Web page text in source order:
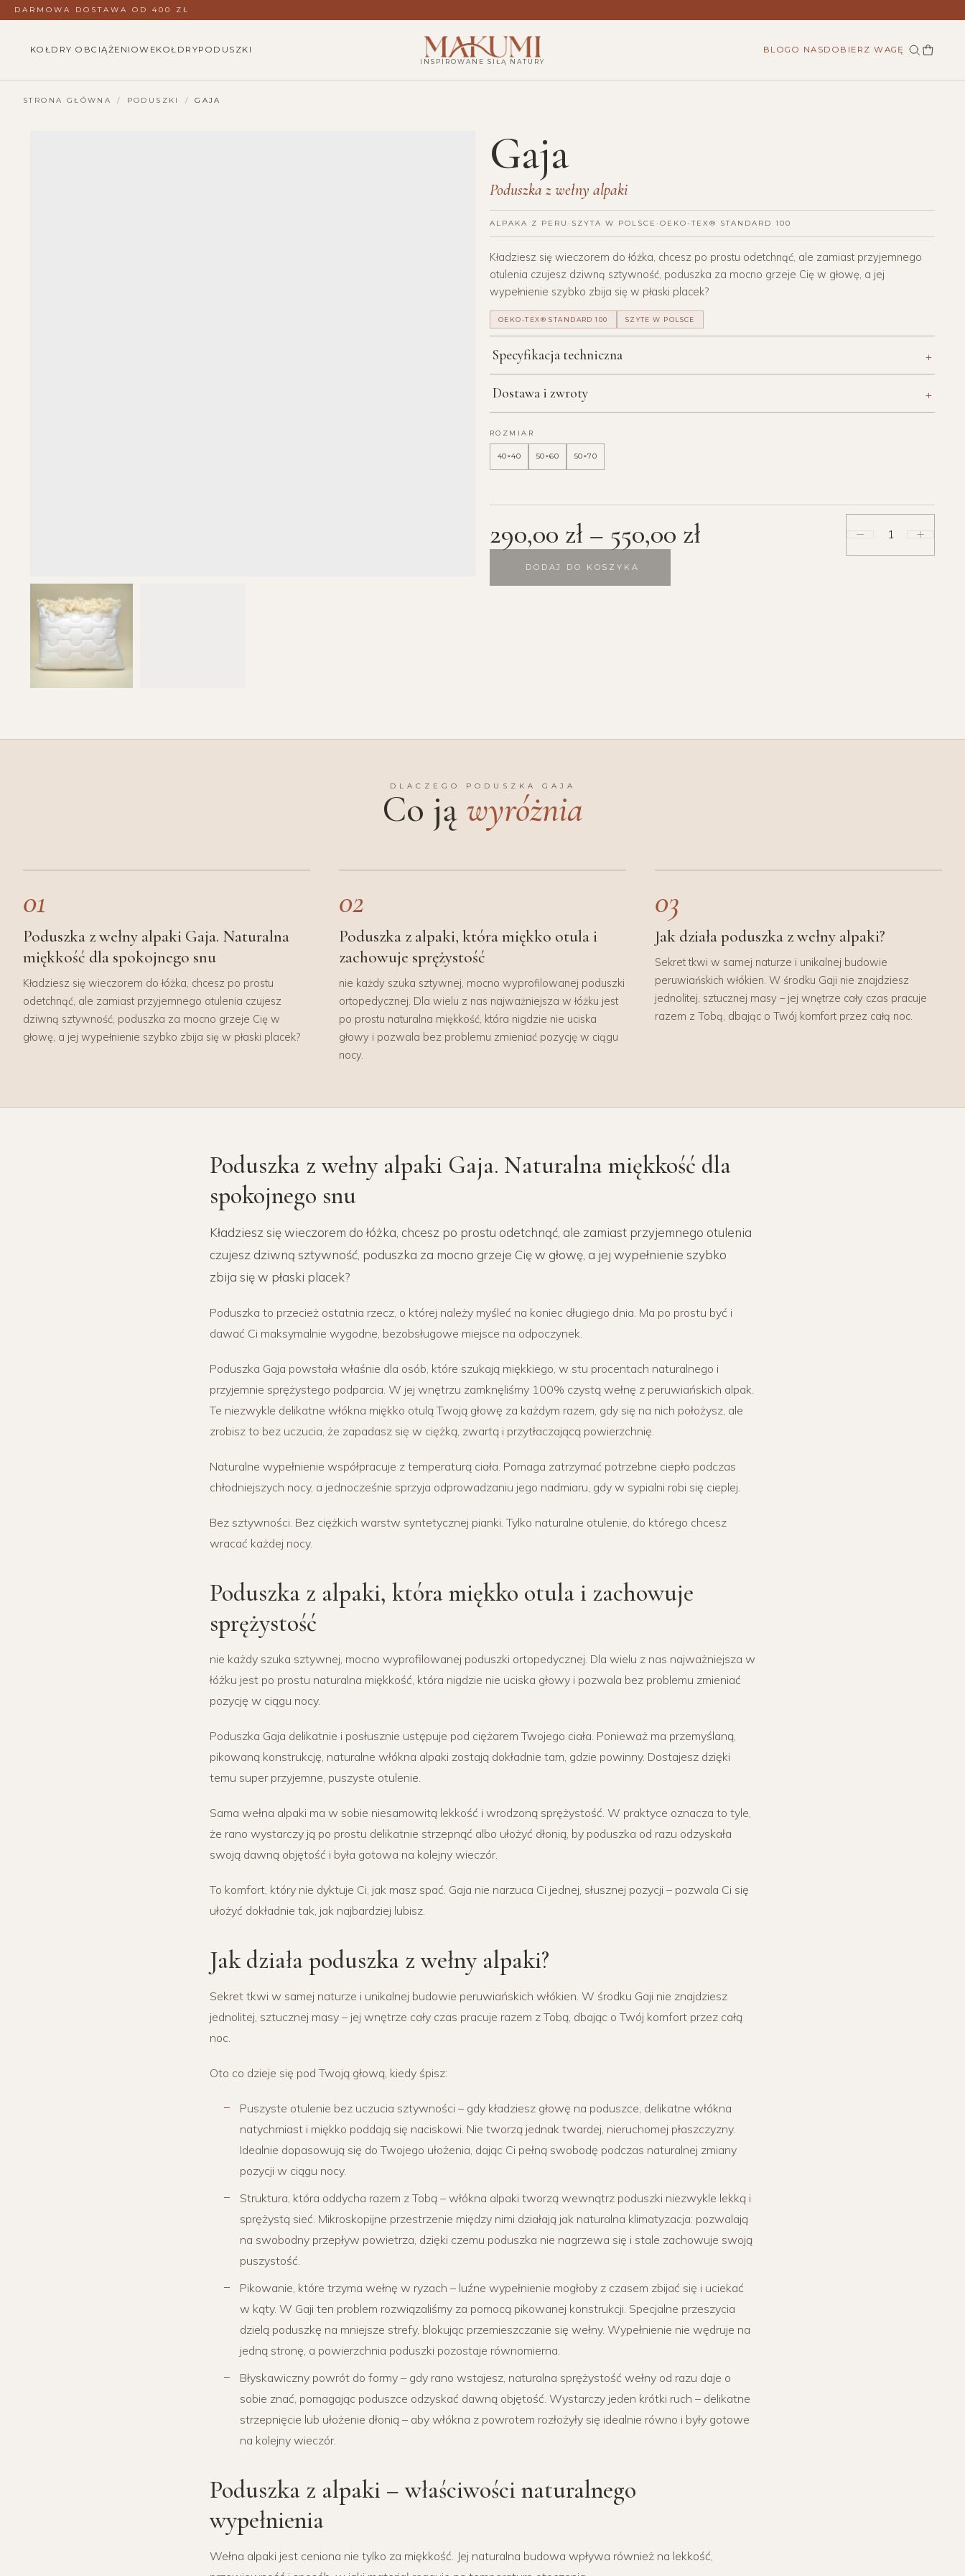
DARMOWA DOSTAWA OD 400 ZŁ
KOŁDRY OBCIĄŻENIOWEKOŁDRYPODUSZKI
INSPIROWANE SIŁĄ NATURY
BLOG O NASDOBIERZ WAGĘ
STRONA GŁÓWNA / PODUSZKI / GAJA
Gaja
Poduszka z wełny alpaki
ALPAKA Z PERU · SZYTA W POLSCE · OEKO-TEX® STANDARD 100
Kładziesz się wieczorem do łóżka, chcesz po prostu odetchnąć, ale zamiast przyjemnego
otulenia czujesz dziwną sztywność, poduszka za mocno grzeje Cię w głowę, a jej
wypełnienie szybko zbija się w płaski placek?
OEKO-TEX® STANDARD 100 SZYTE W POLSCE
Specyfikacja techniczna +
Dostawa i zwroty +
ROZMIAR
40×40 50×60 50×70
290,00 zł – 550,00 zł
DODAJ DO KOSZYKA
DLACZEGO PODUSZKA GAJA
Co ją wyróżnia
01
Poduszka z wełny alpaki Gaja. Naturalna
miękkość dla spokojnego snu
Kładziesz się wieczorem do łóżka, chcesz po prostu
odetchnąć, ale zamiast przyjemnego otulenia czujesz
dziwną sztywność, poduszka za mocno grzeje Cię w
głowę, a jej wypełnienie szybko zbija się w płaski placek?
02
Poduszka z alpaki, która miękko otula i
zachowuje sprężystość
nie każdy szuka sztywnej, mocno wyprofilowanej poduszki
ortopedycznej. Dla wielu z nas najważniejsza w łóżku jest
po prostu naturalna miękkość, która nigdzie nie uciska
głowy i pozwala bez problemu zmieniać pozycję w ciągu
nocy.
03
Jak działa poduszka z wełny alpaki?
Sekret tkwi w samej naturze i unikalnej budowie
peruwiańskich włókien. W środku Gaji nie znajdziesz
jednolitej, sztucznej masy – jej wnętrze cały czas pracuje
razem z Tobą, dbając o Twój komfort przez całą noc.
Poduszka z wełny alpaki Gaja. Naturalna miękkość dla
spokojnego snu
Kładziesz się wieczorem do łóżka, chcesz po prostu odetchnąć, ale zamiast przyjemnego otulenia
czujesz dziwną sztywność, poduszka za mocno grzeje Cię w głowę, a jej wypełnienie szybko
zbija się w płaski placek?
Poduszka to przecież ostatnia rzecz, o której należy myśleć na koniec długiego dnia. Ma po prostu być i
dawać Ci maksymalnie wygodne, bezobsługowe miejsce na odpoczynek.
Poduszka Gaja powstała właśnie dla osób, które szukają miękkiego, w stu procentach naturalnego i
przyjemnie sprężystego podparcia. W jej wnętrzu zamknęliśmy 100% czystą wełnę z peruwiańskich alpak.
Te niezwykle delikatne włókna miękko otulą Twoją głowę za każdym razem, gdy się na nich położysz, ale
zrobisz to bez uczucia, że zapadasz się w ciężką, zwartą i przytłaczającą powierzchnię.
Naturalne wypełnienie współpracuje z temperaturą ciała. Pomaga zatrzymać potrzebne ciepło podczas
chłodniejszych nocy, a jednocześnie sprzyja odprowadzaniu jego nadmiaru, gdy w sypialni robi się cieplej.
Bez sztywności. Bez ciężkich warstw syntetycznej pianki. Tylko naturalne otulenie, do którego chcesz
wracać każdej nocy.
Poduszka z alpaki, która miękko otula i zachowuje
sprężystość
nie każdy szuka sztywnej, mocno wyprofilowanej poduszki ortopedycznej. Dla wielu z nas najważniejsza w
łóżku jest po prostu naturalna miękkość, która nigdzie nie uciska głowy i pozwala bez problemu zmieniać
pozycję w ciągu nocy.
Poduszka Gaja delikatnie i posłusznie ustępuje pod ciężarem Twojego ciała. Ponieważ ma przemyślaną,
pikowaną konstrukcję, naturalne włókna alpaki zostają dokładnie tam, gdzie powinny. Dostajesz dzięki
temu super przyjemne, puszyste otulenie.
Sama wełna alpaki ma w sobie niesamowitą lekkość i wrodzoną sprężystość. W praktyce oznacza to tyle,
że rano wystarczy ją po prostu delikatnie strzepnąć albo ułożyć dłonią, by poduszka od razu odzyskała
swoją dawną objętość i była gotowa na kolejny wieczór.
To komfort, który nie dyktuje Ci, jak masz spać. Gaja nie narzuca Ci jednej, słusznej pozycji – pozwala Ci się
ułożyć dokładnie tak, jak najbardziej lubisz.
Jak działa poduszka z wełny alpaki?
Sekret tkwi w samej naturze i unikalnej budowie peruwiańskich włókien. W środku Gaji nie znajdziesz
jednolitej, sztucznej masy – jej wnętrze cały czas pracuje razem z Tobą, dbając o Twój komfort przez całą
noc.
Oto co dzieje się pod Twoją głową, kiedy śpisz:
Puszyste otulenie bez uczucia sztywności – gdy kładziesz głowę na poduszce, delikatne włókna
natychmiast i miękko poddają się naciskowi. Nie tworzą jednak twardej, nieruchomej płaszczyzny.
Idealnie dopasowują się do Twojego ułożenia, dając Ci pełną swobodę podczas naturalnej zmiany
pozycji w ciągu nocy.
Struktura, która oddycha razem z Tobą – włókna alpaki tworzą wewnątrz poduszki niezwykle lekką i
sprężystą sieć. Mikroskopijne przestrzenie między nimi działają jak naturalna klimatyzacja: pozwalają
na swobodny przepływ powietrza, dzięki czemu poduszka nie nagrzewa się i stale zachowuje swoją
puszystość.
Pikowanie, które trzyma wełnę w ryzach – luźne wypełnienie mogłoby z czasem zbijać się i uciekać
w kąty. W Gaji ten problem rozwiązaliśmy za pomocą pikowanej konstrukcji. Specjalne przeszycia
dzielą poduszkę na mniejsze strefy, blokując przemieszczanie się wełny. Wypełnienie nie wędruje na
jedną stronę, a powierzchnia poduszki pozostaje równomierna.
Błyskawiczny powrót do formy – gdy rano wstajesz, naturalna sprężystość wełny od razu daje o
sobie znać, pomagając poduszce odzyskać dawną objętość. Wystarczy jeden krótki ruch – delikatne
strzepnięcie lub ułożenie dłonią – aby włókna z powrotem rozłożyły się idealnie równo i były gotowe
na kolejny wieczór.
Poduszka z alpaki – właściwości naturalnego
wypełnienia
Wełna alpaki jest ceniona nie tylko za miękkość. Jej naturalna budowa wpływa również na lekkość,